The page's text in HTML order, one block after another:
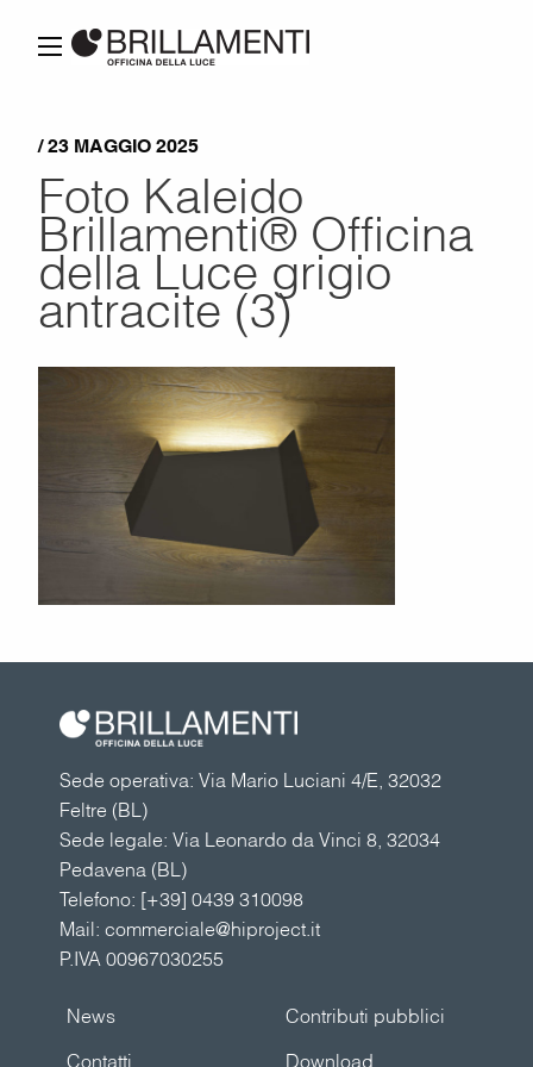
/ 23 MAGGIO 2025
Foto Kaleido
Brillamenti® Officina
della Luce grigio
antracite (3)
Sede operativa: Via Mario Luciani 4/E, 32032
Feltre (BL)
Sede legale: Via Leonardo da Vinci 8, 32034
Pedavena (BL)
Telefono: [+39] 0439 310098
Mail: commerciale@hiproject.it
P.IVA 00967030255
Contributi pubblici
News
Download
Contatti